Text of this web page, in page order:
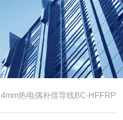
热电偶补偿导线BC-HFFRP